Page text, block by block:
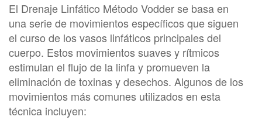
El Drenaje Linfático Método Vodder se basa en
una serie de movimientos específicos que siguen
el curso de los vasos linfáticos principales del
cuerpo. Estos movimientos suaves y rítmicos
estimulan el flujo de la linfa y promueven la
eliminación de toxinas y desechos. Algunos de los
movimientos más comunes utilizados en esta
técnica incluyen: